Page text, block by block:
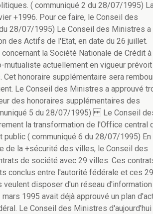
( communiqué 2 du 28/07/1995)
+1996. Pour ce faire, le Conseil des
28/07/1995) Le Conseil des Ministres a
des Actifs de l'Etat, en date du 26 juillet.
la Société Nationale de Crédit à
actuellement en vigueur prévoit
honoraire supplémentaire sera
Le Conseil des Ministres a approuvé
des honoraires supplémentaires des
5 du 28/07/1995) Le Conseil
la transformation de l'Office central
public ( communiqué 6 du 28/07/1995) En
de la +sécurité des villes, le Conseil des
de société avec 29 villes. Ces
conclus entre l'autorité fédérale et ces 29
disposer d'un réseau d'information
1995 avait déjà approuvé un plan
Le Conseil des Ministres d'aujourd'hui